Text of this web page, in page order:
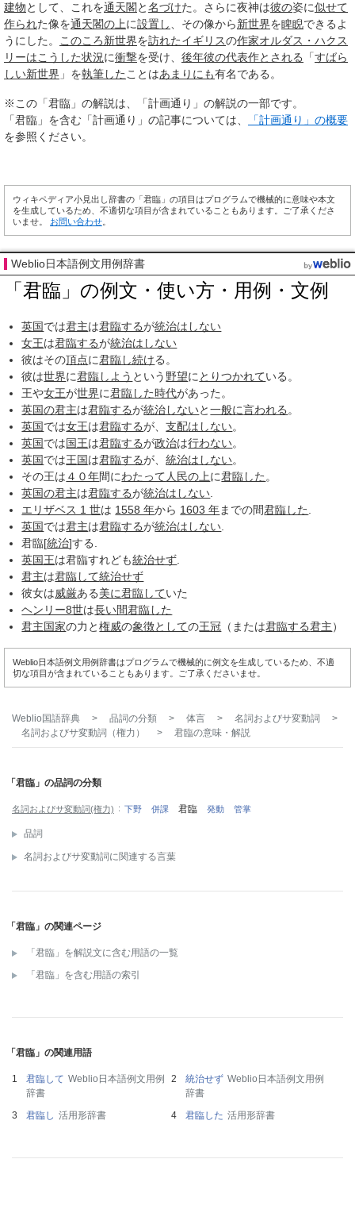
建物として、これを通天閣と名づけた。さらに夜神は彼の姿に似せて
作られた像を通天閣の上に設置し 、その像から新世界を睥睨できるよ
うにした。
このころ新世界を訪れたイギリスの作家オルダス・ハクス
リーはこうした状況に衝撃を受け、 後年彼の代表作とされる 「すばら
しい新世界 」を執筆した ことはあまりにも有名である。
※この「君臨」の解説は、「計画通り」の解説の一部です。
「君臨」を含む「計画通り」の記事については、
「計画通り」の概要
を参照ください。
ウィキペディア小見出し辞書の「君臨」の項目はプログラムで機械的に意味や本文
を生成しているため、不適切な項目が含まれていることもあります。ご了承くださ
いませ。 お問い合わせ
Weblio日本語例文用例辞書
「君臨」の例文・使い方・用例・文例
英国では君主は君臨するが統治はしない
女王は君臨するが統治はしない
彼はその頂点に君臨し続ける。
彼は世界に君臨しよう という 野望に とりつかれている。
王や女王が世界に君臨した時代があった。
英国の君主は君臨するが統治しないと一般に言われる 。
英国では女王は君臨するが、支配はしない。
英国では国王は君臨するが政治は行わない。
英国では王国は君臨するが、統治はしない。
その王は ４０年間にわたって 人民の上に君臨した 。
英国の君主は君臨するが統治はしない
エリザベス 1 世は 1558 年から 1603 年までの間君臨した
英国では君主は君臨するが統治はしない
君臨[統治]する.
英国王は君臨すれども統治せず
君主は君臨して統治せず
彼女は威厳ある美に君臨していた
ヘンリー8世は長い間君臨した
君主国家の力と権威の象徴としての王冠 （または君臨する君主）
Weblio日本語例文用例辞書はプログラムで機械的に例文を生成しているため、不適
切な項目が含まれていることもあります。ご了承くださいませ。
Weblio国語辞典 > 品詞の分類 > 体言 > 名詞およびサ変動詞
>
名詞およびサ変動詞（権力）
> 君臨の意味・解説
「君臨」の品詞の分類
名詞およびサ変動詞(権力) 下野 併課 君臨 発動 管掌
品詞
名詞およびサ変動詞に関連する言葉
「君臨」の関連ページ
「君臨」を解説文に含む用語の一覧
「君臨」を含む用語の索引
「君臨」の関連用語
君臨して Weblio日本語例文用例
辞書
統治せず Weblio日本語例文用例
辞書
君臨し 活用形辞書 君臨した 活用形辞書